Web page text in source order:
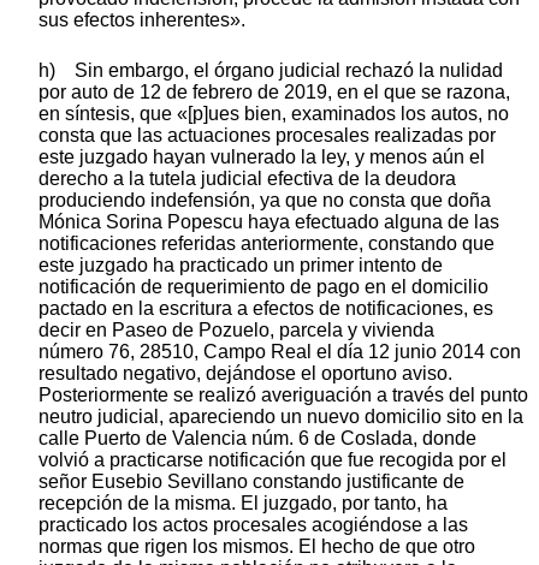
sus efectos inherentes».
h) Sin embargo, el órgano judicial rechazó la nulidad
por auto de 12 de febrero de 2019, en el que se razona,
en síntesis, que «[p]ues bien, examinados los autos, no
consta que las actuaciones procesales realizadas por
este juzgado hayan vulnerado la ley, y menos aún el
derecho a la tutela judicial efectiva de la deudora
produciendo indefensión, ya que no consta que doña
Mónica Sorina Popescu haya efectuado alguna de las
notificaciones referidas anteriormente, constando que
este juzgado ha practicado un primer intento de
notificación de requerimiento de pago en el domicilio
pactado en la escritura a efectos de notificaciones, es
decir en Paseo de Pozuelo, parcela y vivienda
número 76, 28510, Campo Real el día 12 junio 2014 con
resultado negativo, dejándose el oportuno aviso.
Posteriormente se realizó averiguación a través del punto
neutro judicial, apareciendo un nuevo domicilio sito en la
calle Puerto de Valencia núm. 6 de Coslada, donde
volvió a practicarse notificación que fue recogida por el
señor Eusebio Sevillano constando justificante de
recepción de la misma. El juzgado, por tanto, ha
practicado los actos procesales acogiéndose a las
normas que rigen los mismos. El hecho de que otro